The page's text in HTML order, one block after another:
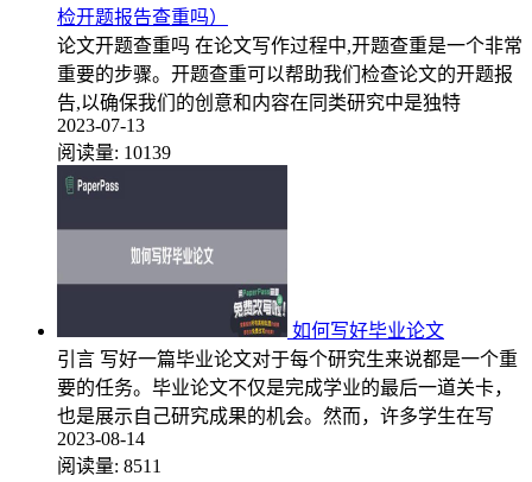
检开题报告查重吗）
论文开题查重吗 在论文写作过程中,开题查重是一个非常
重要的步骤。开题查重可以帮助我们检查论文的开题报
告,以确保我们的创意和内容在同类研究中是独特
2023-07-13
阅读量: 10139
如何写好毕业论文
引言 写好一篇毕业论文对于每个研究生来说都是一个重
要的任务。毕业论文不仅是完成学业的最后一道关卡，
也是展示自己研究成果的机会。然而，许多学生在写
2023-08-14
阅读量: 8511